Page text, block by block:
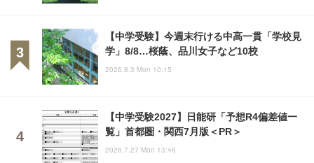
【中学受験】今週末行ける中高一貫「学校見
学」8/8…桜蔭、品川女子など10校
2026.8.3 Mon 10:15
【中学受験2027】日能研「予想R4偏差値一
覧」首都圏・関西7月版＜PR＞
2026.7.27 Mon 13:46